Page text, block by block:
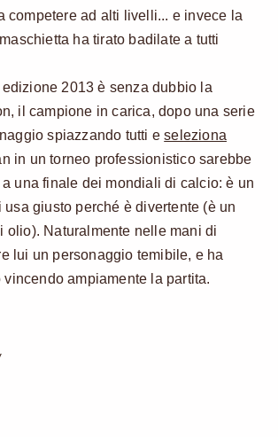
competere ad alti livelli... e invece la
ha tirato badilate a tutti
2013 è senza dubbio la
il campione in carica, dopo una serie
spiazzando tutti eseleziona
in un torneo professionistico sarebbe
una finale dei mondiali di calcio: è un
giusto perché è divertente (è un
olio). Naturalmente nelle mani di
lui un personaggio temibile, e ha
ampiamente la partita.